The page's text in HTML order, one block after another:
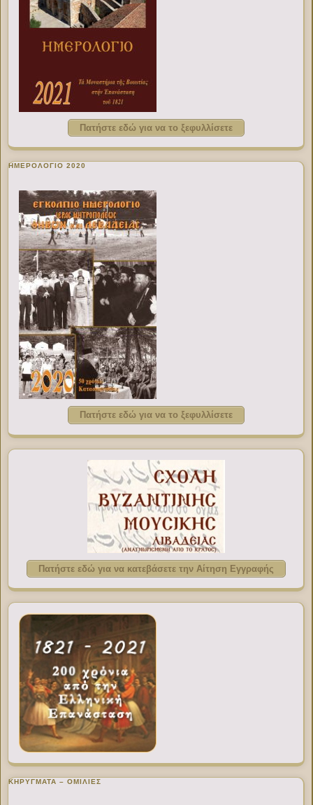
Πατήστε εδώ για να το ξεφυλλίσετε
ΗΜΕΡΟΛΟΓΙΟ 2020
Πατήστε εδώ για να το ξεφυλλίσετε
Πατήστε εδώ για να κατεβάσετε την Αίτηση Εγγραφής
ΚΗΡΥΓΜΑΤΑ – ΟΜΙΛΙΕΣ